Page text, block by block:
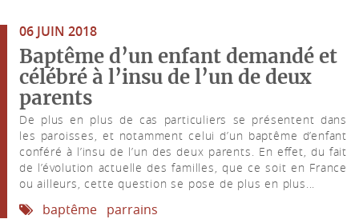
06 JUIN 2018
Baptême d’un enfant demandé et
célébré à l’insu de l’un de deux
parents
De plus en plus de cas particuliers se présentent dans
les paroisses, et notamment celui d’un baptême d’enfant
conféré à l’insu de l’un des deux parents. En effet, du fait
de l’évolution actuelle des familles, que ce soit en France
ou ailleurs, cette question se pose de plus en plus...
baptême parrains